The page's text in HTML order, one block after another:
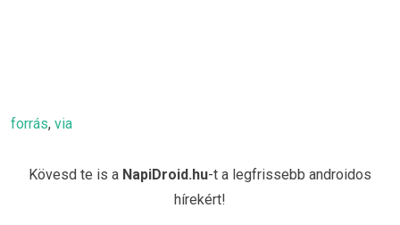
forrás, via
Kövesd te is a NapiDroid.hu-t a legfrissebb androidos
hírekért!